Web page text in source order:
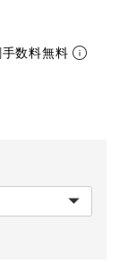
手数料無料